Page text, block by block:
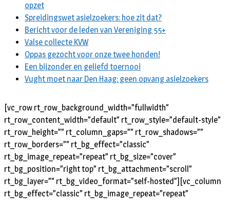
opzet
Spreidingswet asielzoekers: hoe zit dat?
Bericht voor de leden van Vereniging 55+
Valse collecte KVW
Oppas gezocht voor onze twee honden!
Een bijzonder en geliefd toernooi
Vught moet naar Den Haag: geen opvang asielzoekers
[vc_row rt_row_background_width=”fullwidth”
rt_row_content_width=”default” rt_row_style=”default-style”
rt_row_height=”” rt_column_gaps=”” rt_row_shadows=””
rt_row_borders=”” rt_bg_effect=”classic”
rt_bg_image_repeat=”repeat” rt_bg_size=”cover”
rt_bg_position=”right top” rt_bg_attachment=”scroll”
rt_bg_layer=”” rt_bg_video_format=”self-hosted”][vc_column
rt_bg_effect=”classic” rt_bg_image_repeat=”repeat”